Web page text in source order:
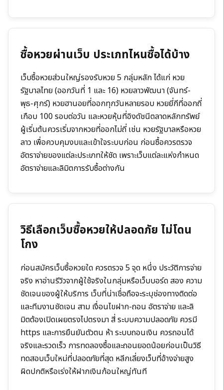
ซื้อหวยผ่านเว็บ ประเภทไหนซื้อได้บ้าง
เว็บซื้อหวยส่วนใหญ่รองรับหวย 5 กลุ่มหลัก ได้แก่ หวย
รัฐบาลไทย (ออกวันที่ 1 และ 16) หวยลาวพัฒนา (จันทร์-
พุธ-ศุกร์) หวยฮานอยที่ออกทุกวันหลายรอบ หวยยี่กีที่ออกถี่
เกือบ 100 รอบต่อวัน และหวยหุ้นที่อิงดัชนีตลาดหลักทรัพย์
ผู้เริ่มต้นควรเริ่มจากหวยที่ออกไม่ถี่ เช่น หวยรัฐบาลหรือหวย
ลาว เพื่อควบคุมงบและเข้าใจระบบก่อน ก่อนซื้อควรตรวจ
อัตราจ่ายของแต่ละประเภทให้ชัด เพราะเว็บแต่ละแห่งกำหนด
อัตราจ่ายและลิมิตการรับซื้อต่างกัน
วิธีเลือกเว็บซื้อหวยให้ปลอดภัย ไม่โดน
โกง
ก่อนสมัครเว็บซื้อหวยใด ควรตรวจ 5 จุด หนึ่ง ประวัติการจ่าย
จริง หาอ่านรีวิวจากผู้ใช้จริงในกลุ่มหรือเว็บบอร์ด สอง ความ
ชัดเจนของผู้ให้บริการ เว็บที่น่าเชื่อถือจะระบุช่องทางติดต่อ
และทีมงานชัดเจน สาม เงื่อนไขฝาก-ถอน อัตราจ่าย และลิ
มิตต้องเปิดเผยตรงไปตรงมา สี่ ระบบความปลอดภัย ควรมี
https และการยืนยันตัวตน ห้า ระบบถอนเงิน ควรถอนได้
จริงและรวดเร็ว การทดลองซื้อและถอนยอดน้อยก่อนเป็นวิธี
ทดสอบเว็บใหม่ที่ปลอดภัยที่สุด หลีกเลี่ยงเว็บที่อ้างจ่ายสูง
ผิดปกติหรือเร่งให้ฝากเงินก้อนใหญ่ทันที